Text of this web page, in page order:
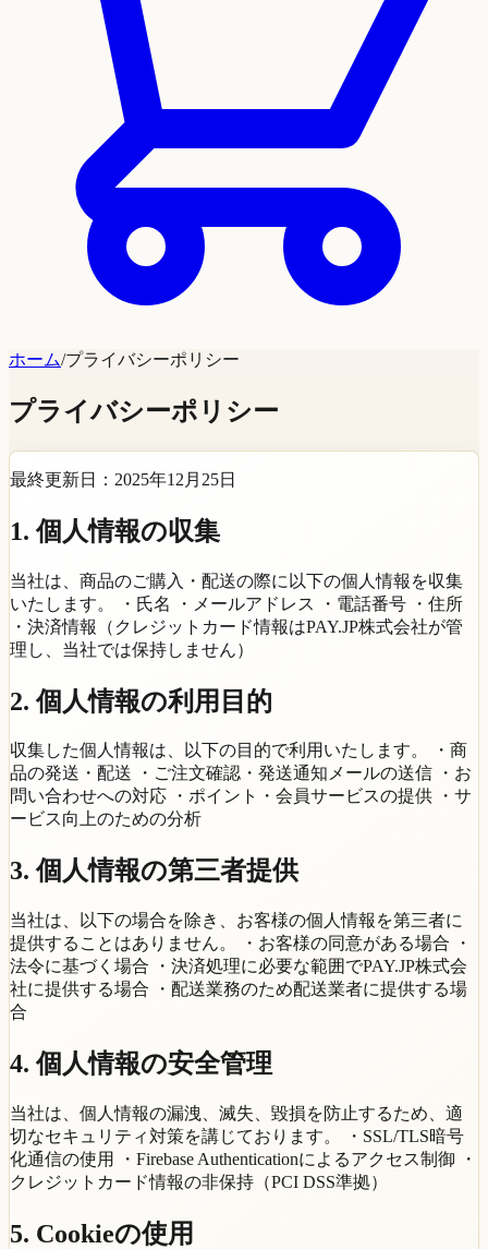
ホーム/プライバシーポリシー
プライバシーポリシー
最終更新日：2025年12月25日
1. 個人情報の収集
当社は、商品のご購入・配送の際に以下の個人情報を収集
いたします。 ・氏名 ・メールアドレス ・電話番号 ・住所
・決済情報（クレジットカード情報はPAY.JP株式会社が管
理し、当社では保持しません）
2. 個人情報の利用目的
収集した個人情報は、以下の目的で利用いたします。 ・商
品の発送・配送 ・ご注文確認・発送通知メールの送信 ・お
問い合わせへの対応 ・ポイント・会員サービスの提供 ・サ
ービス向上のための分析
3. 個人情報の第三者提供
当社は、以下の場合を除き、お客様の個人情報を第三者に
提供することはありません。 ・お客様の同意がある場合 ・
法令に基づく場合 ・決済処理に必要な範囲でPAY.JP株式会
社に提供する場合 ・配送業務のため配送業者に提供する場
合
4. 個人情報の安全管理
当社は、個人情報の漏洩、滅失、毀損を防止するため、適
切なセキュリティ対策を講じております。 ・SSL/TLS暗号
化通信の使用 ・Firebase Authenticationによるアクセス制御 ・
クレジットカード情報の非保持（PCI DSS準拠）
5. Cookieの使用